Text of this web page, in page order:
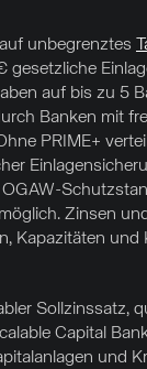
unbegrenztes
gesetzliche
auf bis zu 5
Banken mit
PRIME+
Zinsen
Kapazitäten und
Sollzinssatz,
Capital
und